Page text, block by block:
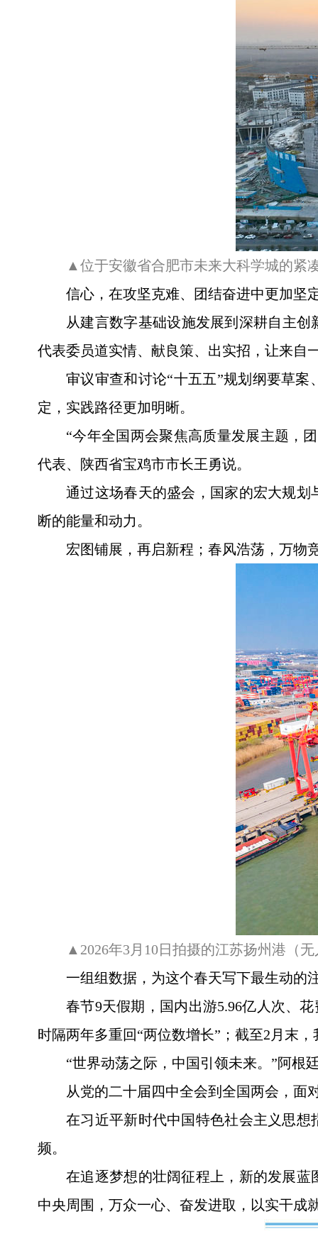
▲位于安徽省合肥市未来大科学城的紧
信心，在攻坚克难、团结奋进中更加坚
从建言数字基础设施发展到深耕自主
代表委员道实情、献良策、出实招，让来自
审议审查和讨论“十五五”规划纲要草
定，实践路径更加明晰。
“今年全国两会聚焦高质量发展主题，
代表、陕西省宝鸡市市长王勇说。
通过这场春天的盛会，国家的宏大规
断的能量和动力。
宏图铺展，再启新程；春风浩荡，万物
▲2026年3月10日拍摄的江苏扬州港（
一组组数据，为这个春天写下最生动
春节9天假期，国内出游5.96亿人次、
时隔两年多重回“两位数增长”；截至2月末
“世界动荡之际，中国引领未来。”阿根
从党的二十届四中全会到全国两会，面
在习近平新时代中国特色社会主义思
频。
在追逐梦想的壮阔征程上，新的发展
中央周围，万众一心、奋发进取，以实干成